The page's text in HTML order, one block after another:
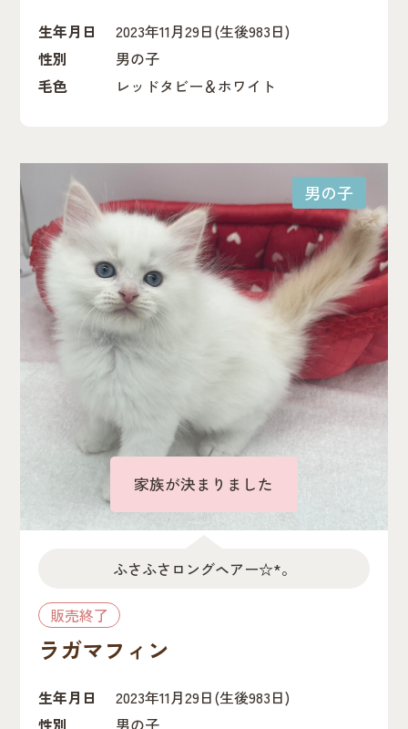
生年月日 2023年11月29日(生後983日)
性別
男の子
毛色
レッドタビー＆ホワイト
男の子
家族が決まりました
ふさふさロングヘアー☆*。
販売終了
ラガマフィン
生年月日 2023年11月29日(生後983日)
性別
男の子